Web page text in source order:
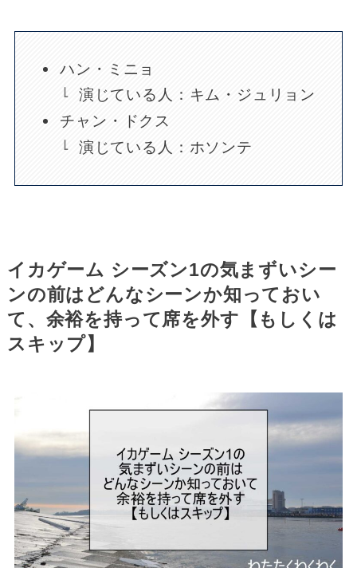
ハン・ミニョ
演じている人：キム・ジュリョン
チャン・ドクス
演じている人：ホソンテ
イカゲーム シーズン1の気まずいシー
ンの前はどんなシーンか知っておい
て、余裕を持って席を外す【もしくは
スキップ】